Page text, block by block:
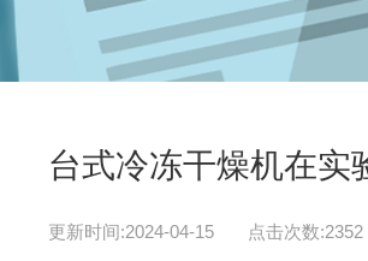
台式冷冻干燥机在实
更新时间:2024-04-15 点击次数:2352